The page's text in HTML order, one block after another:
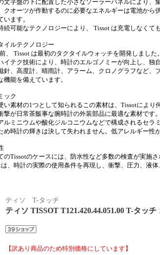
文字盤の下に配置した小さなソーラーパネルにより、
クオーツが作動するのに必要なエネルギーは電池か
います。
続可能なテクノロジーにより、 Tissot は充電しなくて
イルテクノロジー
、 Tissot は最初のタクタイルウォッチを開発しました。
イテク技術により、時計のエルゴノミーが向上し、独
針、高度計、晴雨計、アラーム、クロノグラフなど
機能を備えています。
ック
い素材の1つとして知られるこの素材は、Tissotにより
撃が日常茶飯事な腕時計の外装部品に最適な素材です。
ルミニウムや酸化ジルコニウムなどで構成されるセラ
め時計の輝きは決して失われません。低アレルギー性
のTissotのケースには、防水性など多数の検査が実施さ
は、時計の実際の使用条件を再現し、衝撃、圧力、液
ティソ T-タッチ
ティソ TISSOT T121.420.44.051.00 T-タッ
【訳あり商品のため特別価格にしています】